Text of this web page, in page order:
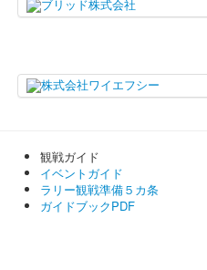
観戦ガイド
イベントガイド
ラリー観戦準備５カ条
ガイドブックPDF